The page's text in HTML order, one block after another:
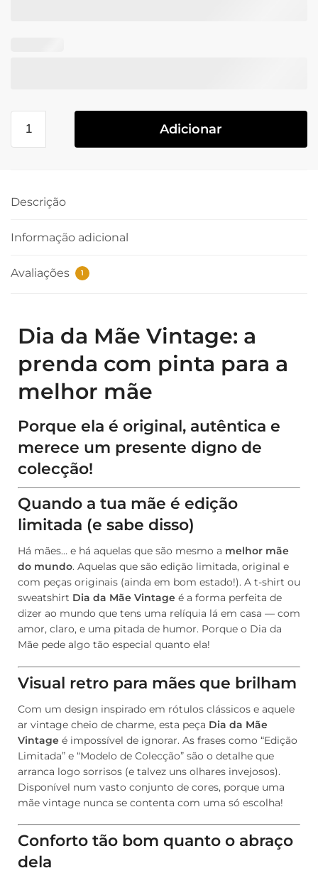
Adicionar
Descrição
Informação adicional
Avaliações 1
Dia da Mãe Vintage: a
prenda com pinta para a
melhor mãe
Porque ela é original, autêntica e
merece um presente digno de
colecção!
Quando a tua mãe é edição
limitada (e sabe disso)
Há mães… e há aquelas que são mesmo a melhor mãe
do mundo. Aquelas que são edição limitada, original e
com peças originais (ainda em bom estado!). A t-shirt ou
sweatshirt Dia da Mãe Vintage é a forma perfeita de
dizer ao mundo que tens uma relíquia lá em casa — com
amor, claro, e uma pitada de humor. Porque o Dia da
Mãe pede algo tão especial quanto ela!
Visual retro para mães que brilham
Com um design inspirado em rótulos clássicos e aquele
ar vintage cheio de charme, esta peça Dia da Mãe
Vintage é impossível de ignorar. As frases como “Edição
Limitada” e “Modelo de Colecção” são o detalhe que
arranca logo sorrisos (e talvez uns olhares invejosos).
Disponível num vasto conjunto de cores, porque uma
mãe vintage nunca se contenta com uma só escolha!
Conforto tão bom quanto o abraço
dela